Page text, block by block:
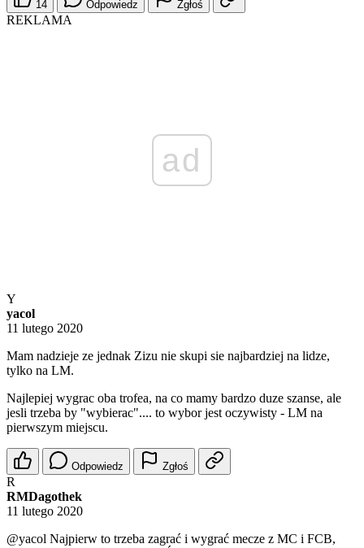
14 Odpowiedz Zgłoś
REKLAMA
ad
Y
yacol
11 lutego 2020
Mam nadzieje ze jednak Zizu nie skupi sie najbardziej na lidze,
tylko na LM.
Najlepiej wygrac oba trofea, na co mamy bardzo duze szanse, ale
jesli trzeba by "wybierac".... to wybor jest oczywisty - LM na
pierwszym miejscu.
Odpowiedz Zgłoś
R
RMDagothek
11 lutego 2020
@yacol Najpierw to trzeba zagrać i wygrać mecze z MC i FCB,